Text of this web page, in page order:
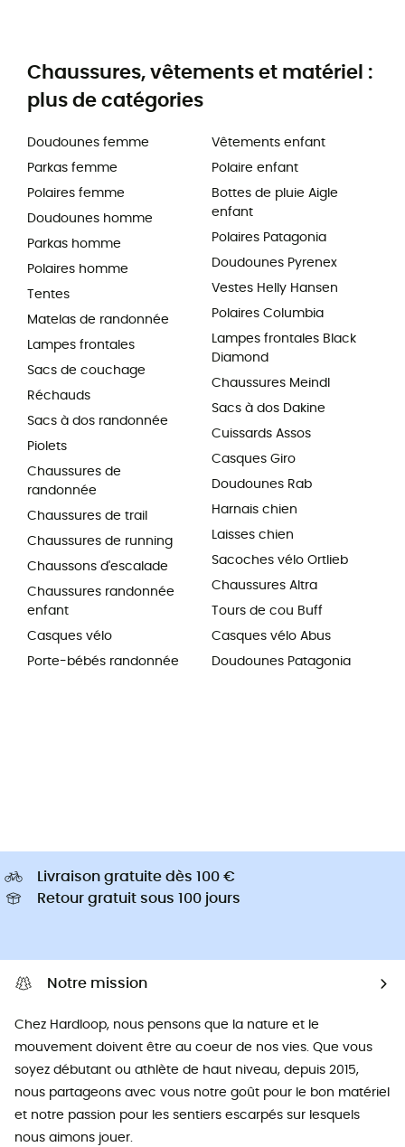
Chaussures, vêtements et matériel :
plus de catégories
Doudounes femme
Parkas femme
Polaires femme
Doudounes homme
Parkas homme
Polaires homme
Tentes
Matelas de randonnée
Lampes frontales
Sacs de couchage
Réchauds
Sacs à dos randonnée
Piolets
Chaussures de
randonnée
Chaussures de trail
Chaussures de running
Chaussons d'escalade
Chaussures randonnée
enfant
Casques vélo
Porte-bébés randonnée
Vêtements enfant
Polaire enfant
Bottes de pluie Aigle
enfant
Polaires Patagonia
Doudounes Pyrenex
Vestes Helly Hansen
Polaires Columbia
Lampes frontales Black
Diamond
Chaussures Meindl
Sacs à dos Dakine
Cuissards Assos
Casques Giro
Doudounes Rab
Harnais chien
Laisses chien
Sacoches vélo Ortlieb
Chaussures Altra
Tours de cou Buff
Casques vélo Abus
Doudounes Patagonia
Livraison gratuite dès 100 €
Retour gratuit sous 100 jours
Notre mission
Chez Hardloop, nous pensons que la nature et le
mouvement doivent être au coeur de nos vies. Que vous
soyez débutant ou athlète de haut niveau, depuis 2015,
nous partageons avec vous notre goût pour le bon matériel
et notre passion pour les sentiers escarpés sur lesquels
nous aimons jouer.